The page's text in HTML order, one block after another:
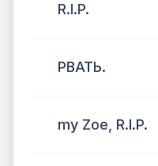
R.I.P.
РВАТЬ.
my Zoe, R.I.P.